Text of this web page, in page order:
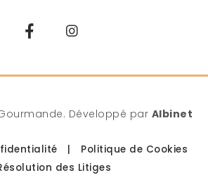
Développé par Albinet
|
Politique de Cookies
des Litiges